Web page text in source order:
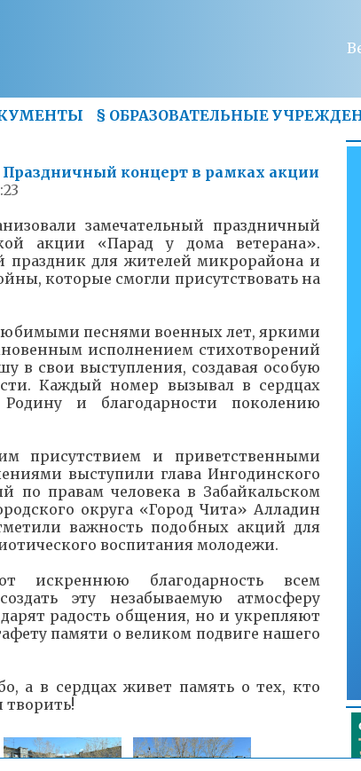
§ ОБРАЗОВАТЕЛЬНЫЕ
концерт в рамках акции
замечательный праздничный
акции «Парад у дома ветерана».
праздник для жителей микрорайона и
которые смогли присутствовать на
песнями военных лет, яркими
исполнением стихотворений
свои выступления, создавая особую
Каждый номер вызывал в сердцах
и благодарности поколению
присутствием и приветственными
выступили глава Ингодинского
правам человека в Забайкальском
округа «Город Чита» Алладин
важность подобных акций для
воспитания молодежи.
искреннюю благодарность всем
эту незабываемую атмосферу
радость общения, но и укрепляют
памяти о великом подвиге нашего
а в сердцах живет память о тех, кто